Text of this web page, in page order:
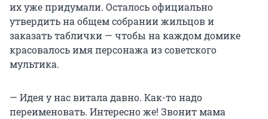
их уже придумали. Осталось официально
утвердить на общем собрании жильцов и
заказать таблички — чтобы на каждом домике
красовалось имя персонажа из советского
мультика.
— Идея у нас витала давно. Как-то надо
переименовать. Интересно же! Звонит мама